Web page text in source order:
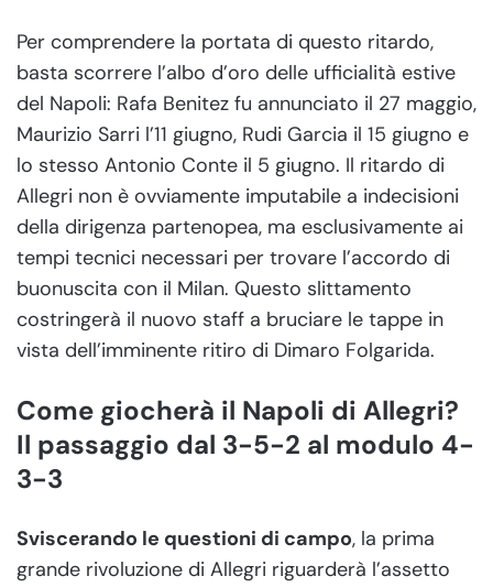
Per comprendere la portata di questo ritardo,
basta scorrere l’albo d’oro delle ufficialità estive
del Napoli: Rafa Benitez fu annunciato il 27 maggio,
Maurizio Sarri l’11 giugno, Rudi Garcia il 15 giugno e
lo stesso Antonio Conte il 5 giugno. Il ritardo di
Allegri non è ovviamente imputabile a indecisioni
della dirigenza partenopea, ma esclusivamente ai
tempi tecnici necessari per trovare l’accordo di
buonuscita con il Milan. Questo slittamento
costringerà il nuovo staff a bruciare le tappe in
vista dell’imminente ritiro di Dimaro Folgarida.
Come giocherà il Napoli di Allegri?
Il passaggio dal 3-5-2 al modulo 4-
3-3
Sviscerando le questioni di campo, la prima
grande rivoluzione di Allegri riguarderà l’assetto